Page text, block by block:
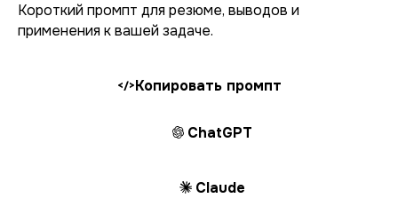
Короткий промпт для резюме, выводов и
применения к вашей задаче.
</>Копировать промпт
ChatGPT
Claude